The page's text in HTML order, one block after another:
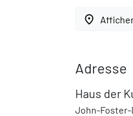
place
Adresse
Haus der
John-Foster-